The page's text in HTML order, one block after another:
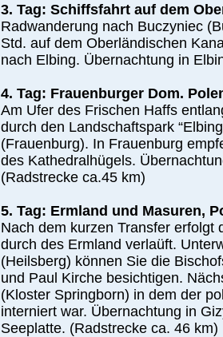
3. Tag: Schiffsfahrt auf dem
Radwanderung nach Buczyniec
Std. auf dem Oberländischen
nach Elbing. Übernachtung in
4. Tag: Frauenburger Dom.
Am Ufer des Frischen Haffs
durch den Landschaftspark
(Frauenburg). In Frauenburg
des Kathedralhügels.
(Radstrecke ca.45 km)
5. Tag: Ermland und Masuren,
Nach dem kurzen Transfer erfolgt
durch des Ermland verlaüft.
(Heilsberg) können Sie die
und Paul Kirche besichtigen.
(Kloster Springborn) in dem der
interniert war. Übernachtung in
Seeplatte. (Radstrecke ca. 46 km)